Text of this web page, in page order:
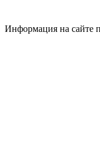
Информация на сайте